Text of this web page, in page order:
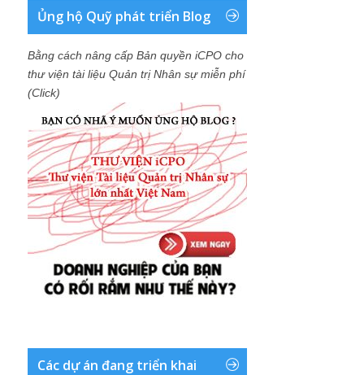
Ủng hộ Quỹ phát triển Blog
Bằng cách nâng cấp Bản quyền iCPO cho
thư viện tài liệu Quản trị Nhân sự miễn phí
(Click)
Các dự án đang triển khai